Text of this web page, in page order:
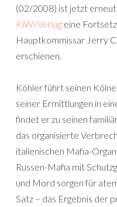
(02/2008) ist jetzt erneut
KiWi-Verlag eine
Hauptkommissar Jerry
erschienen.
Köhler führt seinen
seiner Ermittlungen in
findet er zu seinen
das organisierte
italienischen Mafia-
Russen-Mafia mit
und Mord sorgen für
Satz – das Ergebnis der